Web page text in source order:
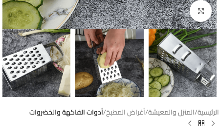
Click to enlarge
الرئيسية المنزل والمعيشة أغراض المطبخ أدوات الفاكهة والخضروات